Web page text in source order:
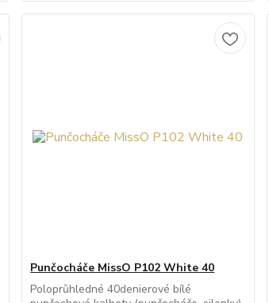
Punčocháče MissO P102 White 40
Poloprůhledné 40denierové bílé